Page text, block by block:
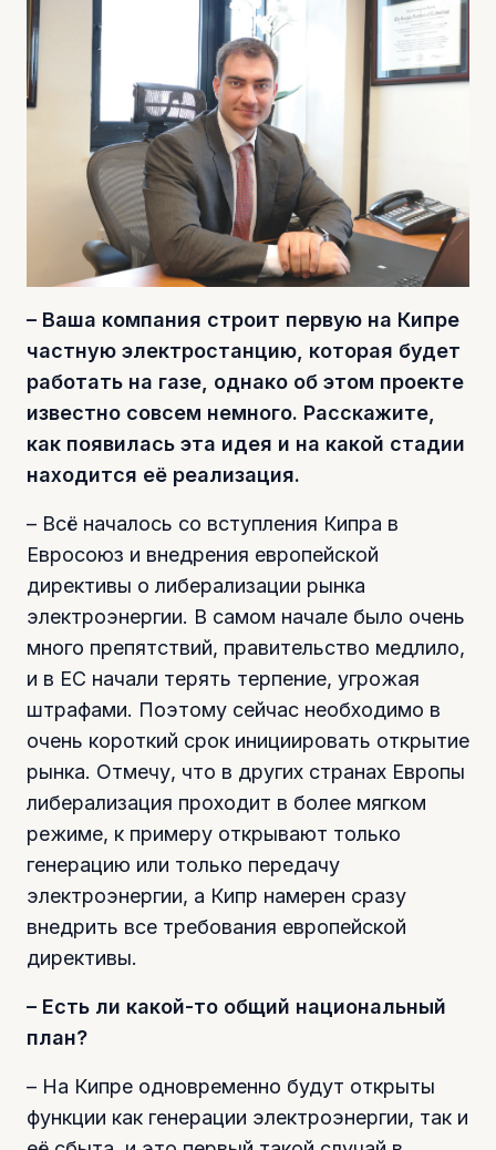
– Ваша компания строит первую на Кипре
частную электростанцию, которая будет
работать на газе, однако об этом проекте
известно совсем немного. Расскажите,
как появилась эта идея и на какой стадии
находится её реализация.
– Всё началось со вступления Кипра в
Евросоюз и внедрения европейской
директивы о либерализации рынка
электроэнергии. В самом начале было очень
много препятствий, правительство медлило,
и в ЕС начали терять терпение, угрожая
штрафами. Поэтому сейчас необходимо в
очень короткий срок инициировать открытие
рынка. Отмечу, что в других странах Европы
либерализация проходит в более мягком
режиме, к примеру открывают только
генерацию или только передачу
электроэнергии, а Кипр намерен сразу
внедрить все требования европейской
директивы.
– Есть ли какой-то общий национальный
план?
– На Кипре одновременно будут открыты
функции как генерации электроэнергии, так и